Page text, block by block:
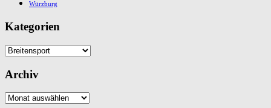
Würzburg
Kategorien
Kategorien
Archiv
Archiv